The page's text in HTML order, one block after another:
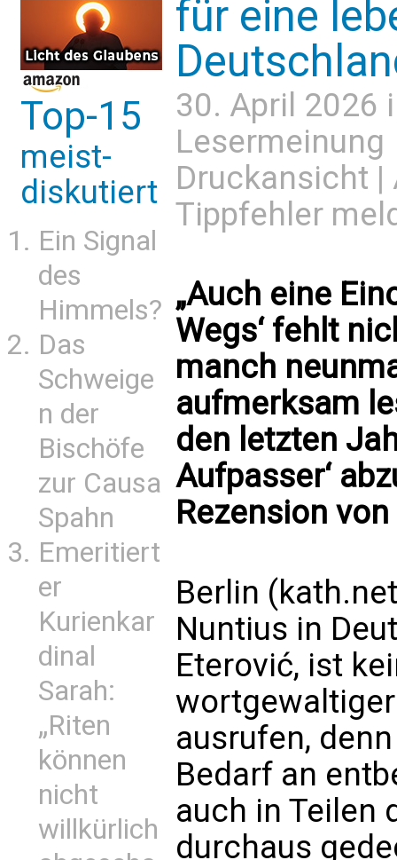
Top-15
meist-
diskutiert
Ein Signal
des
Himmels?
Das
Schweige
n der
Bischöfe
zur Causa
Spahn
Emeritiert
er
Kurienkar
dinal
Sarah:
„Riten
können
nicht
willkürlich
für eine
30. April 2026
Lesermeinung
Druckansicht |
Tippfehler
„Auch eine
Wegs‘ fehlt
manch
aufmerksam
den letzten
Aufpasser‘
Rezension
Berlin
Nuntius in
Eterović, ist
ausrufen,
Bedarf an
auch in Teilen
durchaus